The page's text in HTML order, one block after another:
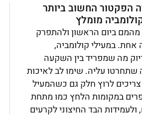
הפקטור החשוב ביותר
מומלץ
מהמם ביום הראשון ולהתפרק
אחת. במעילי קולומביה,
מה שמפריד בין השקעה
שתחרטו עליה. שימו לב לאיכות
לרוץ חלק גם כשהמעיל
במקומות הלחץ כמו מתחת
ולעמידות הבד החיצוני לקרעים